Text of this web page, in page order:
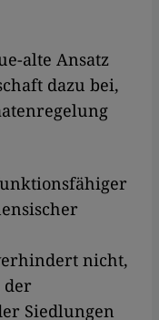
alte Ansatz
dazu bei,
nicht,
der
Siedlungen